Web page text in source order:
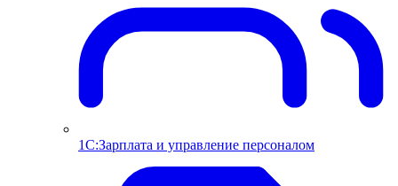
1С:Зарплата и управление персоналом